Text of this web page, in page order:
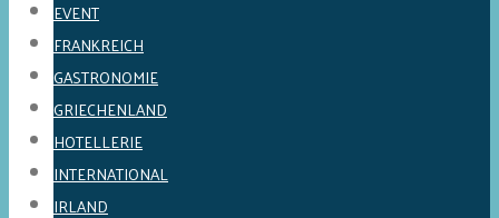
EVENT
FRANKREICH
GASTRONOMIE
GRIECHENLAND
HOTELLERIE
INTERNATIONAL
IRLAND